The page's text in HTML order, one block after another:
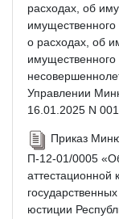
расходах, об
имущественного
о расходах, об
имущественного
Управлении
16.01.2025 N
Приказ
П-12-01/0005
аттестационной
юстиции